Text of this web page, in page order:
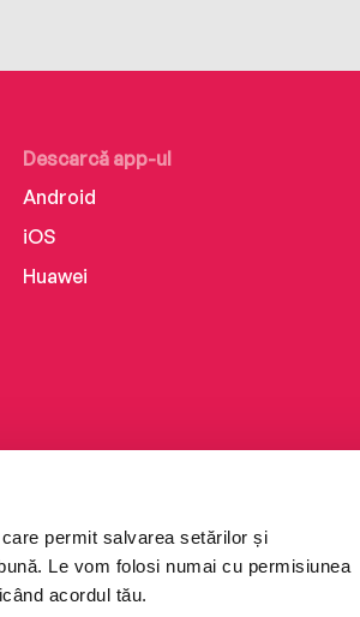
permit salvarea setărilor și
Le vom folosi numai cu permisiunea
acordul tău.
Descarcă app-ul
Android
iOS
Huawei